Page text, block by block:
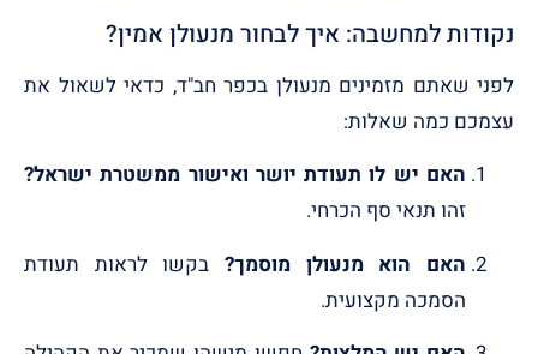
נקודות למחשבה: איך לבחור מנעולן אמין?
לפני שאתם מזמינים מנעולן בכפר חב"ד, כדאי לשאול את
עצמכם כמה שאלות:
האם יש לו תעודת יושר ואישור ממשטרת ישראל?
זהו תנאי סף הכרחי.
האם הוא מנעולן מוסמך? בקשו לראות תעודת
הסמכה מקצועית.